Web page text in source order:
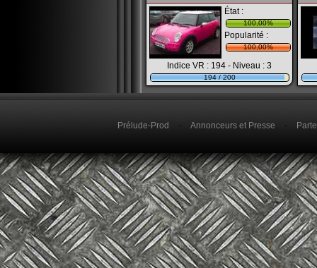
État :
100,00%
Popularité :
100,00%
Indice VR : 194 - Niveau : 3
194 / 200
Prélude-Prod - Annonceurs et Presse -